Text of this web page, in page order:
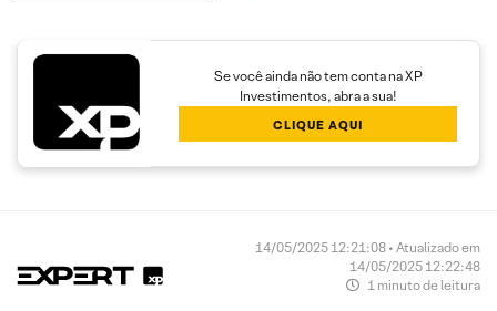
Se você ainda não tem conta na XP
Investimentos, abra a sua!
CLIQUE AQUI
14/05/2025 12:21:08 • Atualizado em
14/05/2025 12:22:48
1 minuto de leitura